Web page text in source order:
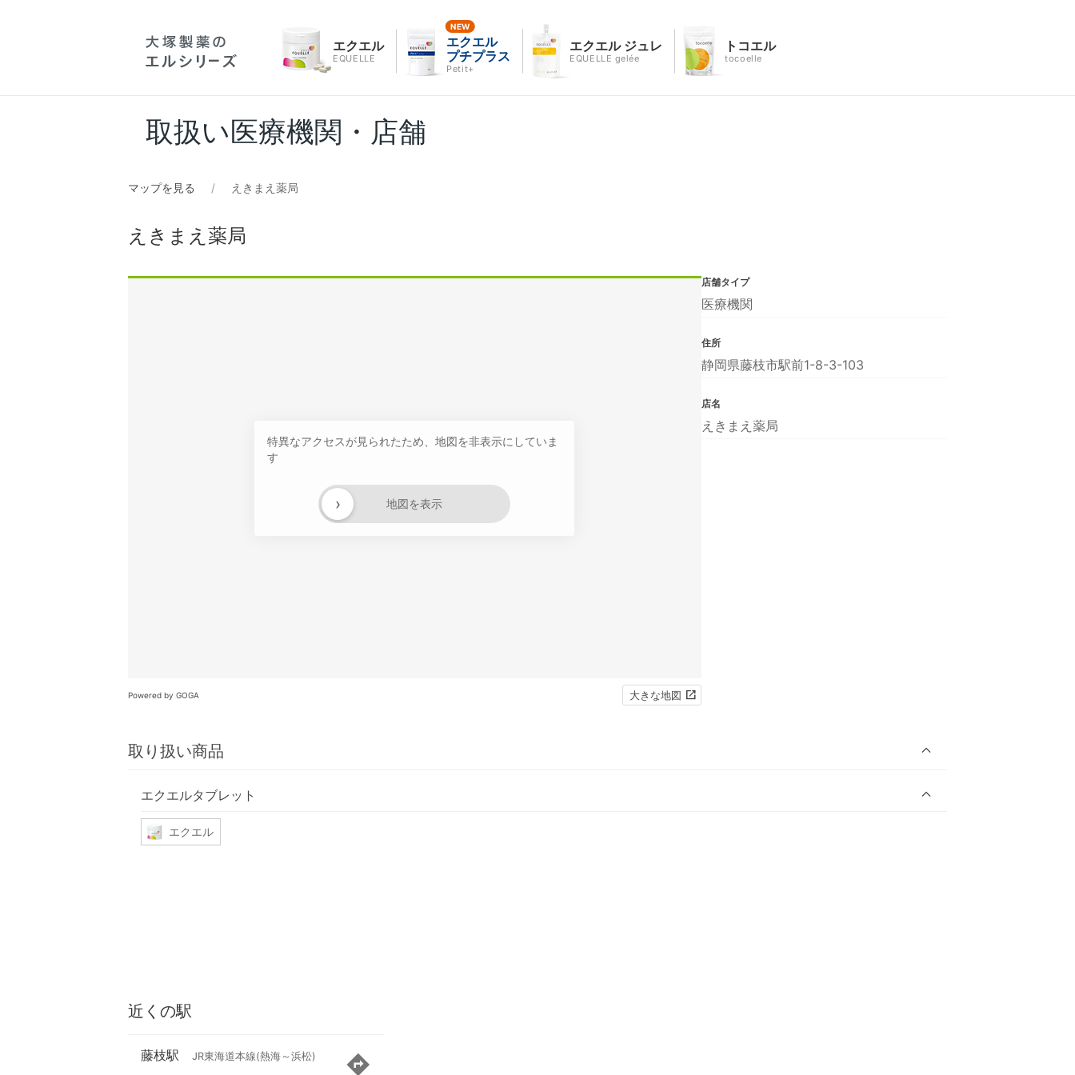
エクエル
EQUELLE
エクエル
プチプラス
Petit+
エクエル ジュレ
EQUELLE gelée
トコエル
tocoelle
取扱い医療機関・店舗
マップを見る えきまえ薬局
えきまえ薬局
特異なアクセスが見られたため、地図を非表示にしていま
す
地図を表示
›
Powered by GOGA 大きな地図
取り扱い商品
エクエルタブレット
エクエル
店舗タイプ
医療機関
住所
静岡県藤枝市駅前1-8-3-103
店名
えきまえ薬局
近くの駅
藤枝駅 JR東海道本線(熱海～浜松)